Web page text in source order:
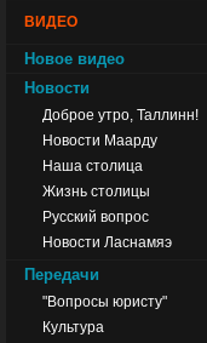
ВИДЕО
Новое видео
Новости
Доброе утро, Таллинн!
Новости Маарду
Наша столица
Жизнь столицы
Русский вопрос
Новости Ласнамяэ
Передачи
"Вопросы юристу"
Культура